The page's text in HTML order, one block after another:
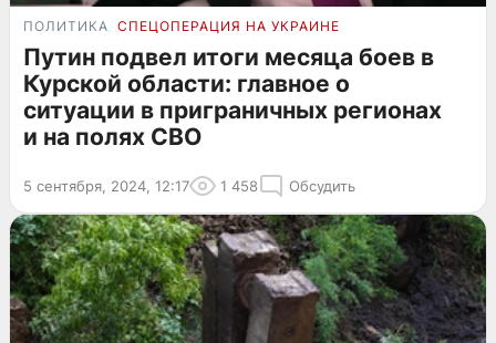
ПОЛИТИКА СПЕЦОПЕРАЦИЯ НА УКРАИНЕ
Путин подвел итоги месяца боев в
Курской области: главное о
ситуации в приграничных регионах
и на полях СВО
5 сентября, 2024, 12:17 1 458 Обсудить